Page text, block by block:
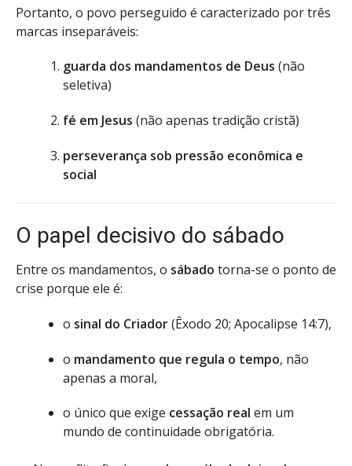
Portanto, o povo perseguido é caracterizado por três
marcas inseparáveis:
guarda dos mandamentos de Deus (não
seletiva)
fé em Jesus (não apenas tradição cristã)
perseverança sob pressão econômica e
social
O papel decisivo do sábado
Entre os mandamentos, o sábado torna-se o ponto de
crise porque ele é:
o sinal do Criador(Êxodo 20; Apocalipse 14:7),
o mandamento que regula o tempo, não
apenas a moral,
o único que exige cessação real em um
mundo de continuidade obrigatória.